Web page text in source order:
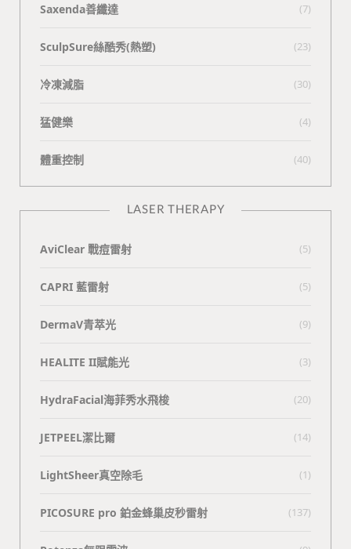
Saxenda善纖達 (7)
SculpSure絲酷秀(熱塑) (23)
冷凍減脂 (30)
猛健樂 (4)
體重控制 (40)
LASER THERAPY
AviClear 戰痘雷射 (5)
CAPRI 藍雷射 (5)
DermaV青萃光 (9)
HEALITE II賦能光 (3)
HydraFacial海菲秀水飛梭 (20)
JETPEEL潔比爾 (14)
LightSheer真空除毛 (1)
PICOSURE pro 鉑金蜂巢皮秒雷射 (137)